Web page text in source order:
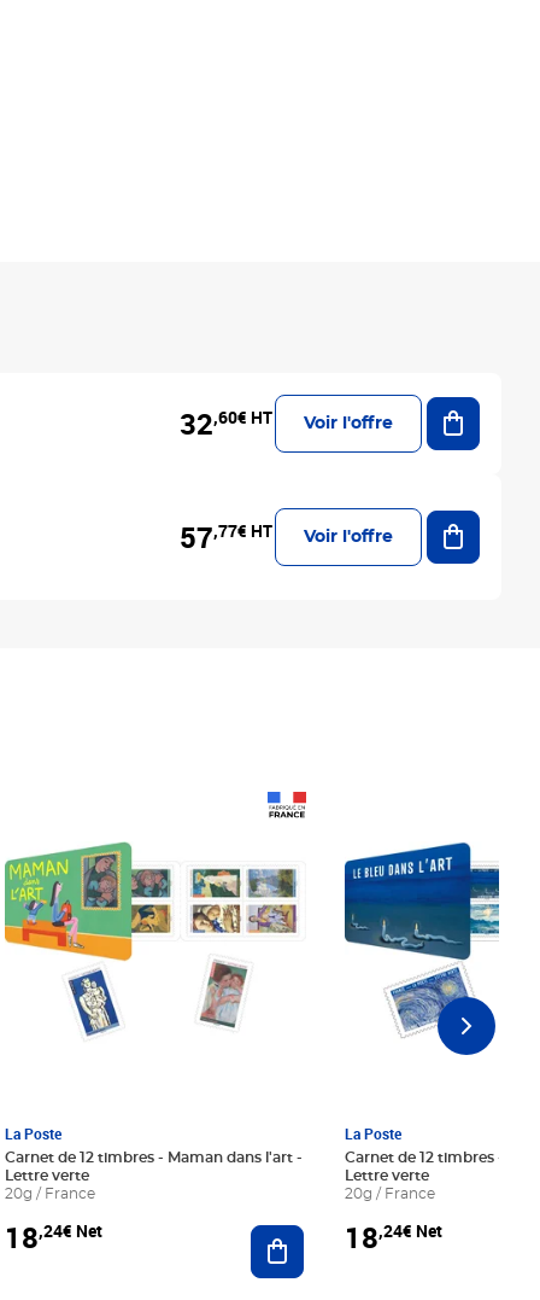
32,60€ HT Voir l'offre
Ajouter
57,77€ HT Voir l'offre
Ajouter
au panier
La Poste
Carnet de 12 timbres - Maman dans l'art -
Lettre verte
20g / France
18,24€ Net Ajouter au panier
La Poste
Carnet de 12 timbres - Le
Lettre verte
20g / France
18,24€ Net